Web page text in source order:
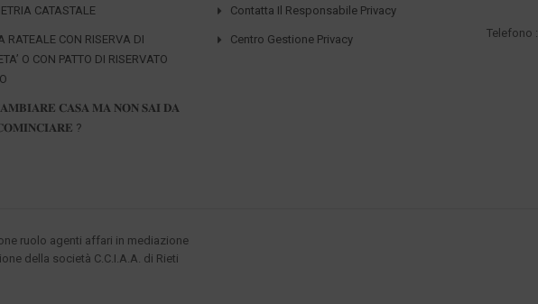
CATASTALE
RATEALE CON RISERVA DI
O CON PATTO DI RISERVATO
𝐂𝐀𝐒𝐀 𝐌𝐀 𝐍𝐎𝐍 𝐒𝐀𝐈 𝐃𝐀
?
Contatta Il Responsabile Privacy
Centro Gestione Privacy Telefono :
ruolo agenti affari in mediazione
della società C.C.I.A.A. di Rieti